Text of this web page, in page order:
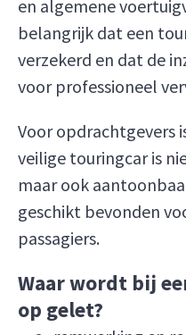
en algemene
belangrijk dat een
verzekerd en dat de
voor professioneel
Voor opdrachtgevers
veilige touringcar is
maar ook
geschikt bevonden
passagiers.
Waar wordt bij
op gelet?